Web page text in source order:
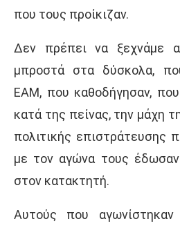
που τους προίκιζαν.
Δεν πρέπει να ξεχνάμε
μπροστά στα δύσκολα,
ΕΑΜ, που καθοδήγησαν,
κατά της πείνας, την μάχη
πολιτικής επιστράτευσης
με τον αγώνα τους
στον κατακτητή.
Αυτούς που